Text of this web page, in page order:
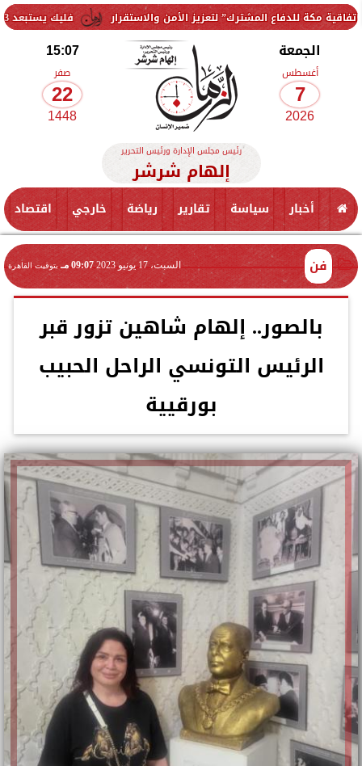
فليك يستبعد 3 لاعبين من معسكر برشلونة.. ومفاجأة بشأن حمزة عبد الكريم لتعزيز الأمن والاستقرار
الجمعة
أغسطس
7
2026
15:07
صفر
22
1448
رئيس مجلس الإدارة ورئيس التحرير
إلهام شرشر
أخبار سياسة تقارير رياضة خارجي اقتصاد
فن السبت، 17 يونيو 2023 09:07 مـ بتوقيت القاهرة
بالصور.. إلهام شاهين تزور قبر
الرئيس التونسي الراحل الحبيب
بورقيية